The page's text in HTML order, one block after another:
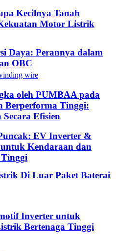
Kecilnya Tanah
Motor Listrik
Daya: Perannya dalam
OBC
oleh PUMBAA pada
Berperforma Tinggi:
Efisien
EV Inverter &
Kendaraan dan
Di Luar Paket Baterai
Inverter untuk
Bertenaga Tinggi